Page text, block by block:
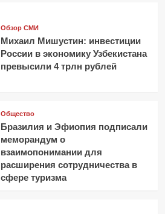
Обзор СМИ
Михаил Мишустин: инвестиции
России в экономику Узбекистана
превысили 4 трлн рублей
Общество
Бразилия и Эфиопия подписали
меморандум о
взаимопонимании для
расширения сотрудничества в
сфере туризма